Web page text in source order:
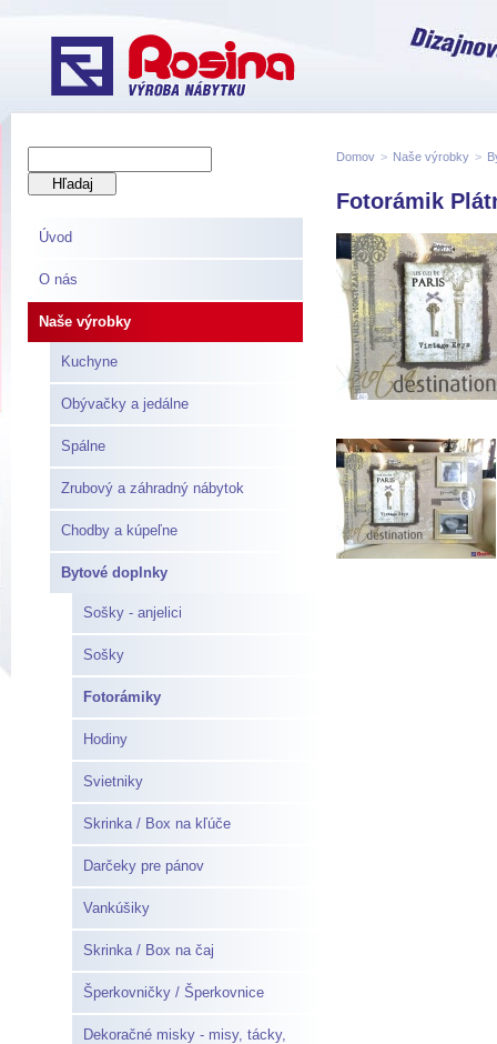
Úvod
O nás
Naše výrobky
Kuchyne
Obývačky a jedálne
Spálne
Zrubový a záhradný nábytok
Chodby a kúpeľne
Bytové doplnky
Sošky - anjelici
Sošky
Fotorámiky
Hodiny
Svietniky
Skrinka / Box na kľúče
Darčeky pre pánov
Vankúšiky
Skrinka / Box na čaj
Šperkovničky / Šperkovnice
Dekoračné misky - misy, tácky,
Domov > Naše výrobky >
Fotorámik